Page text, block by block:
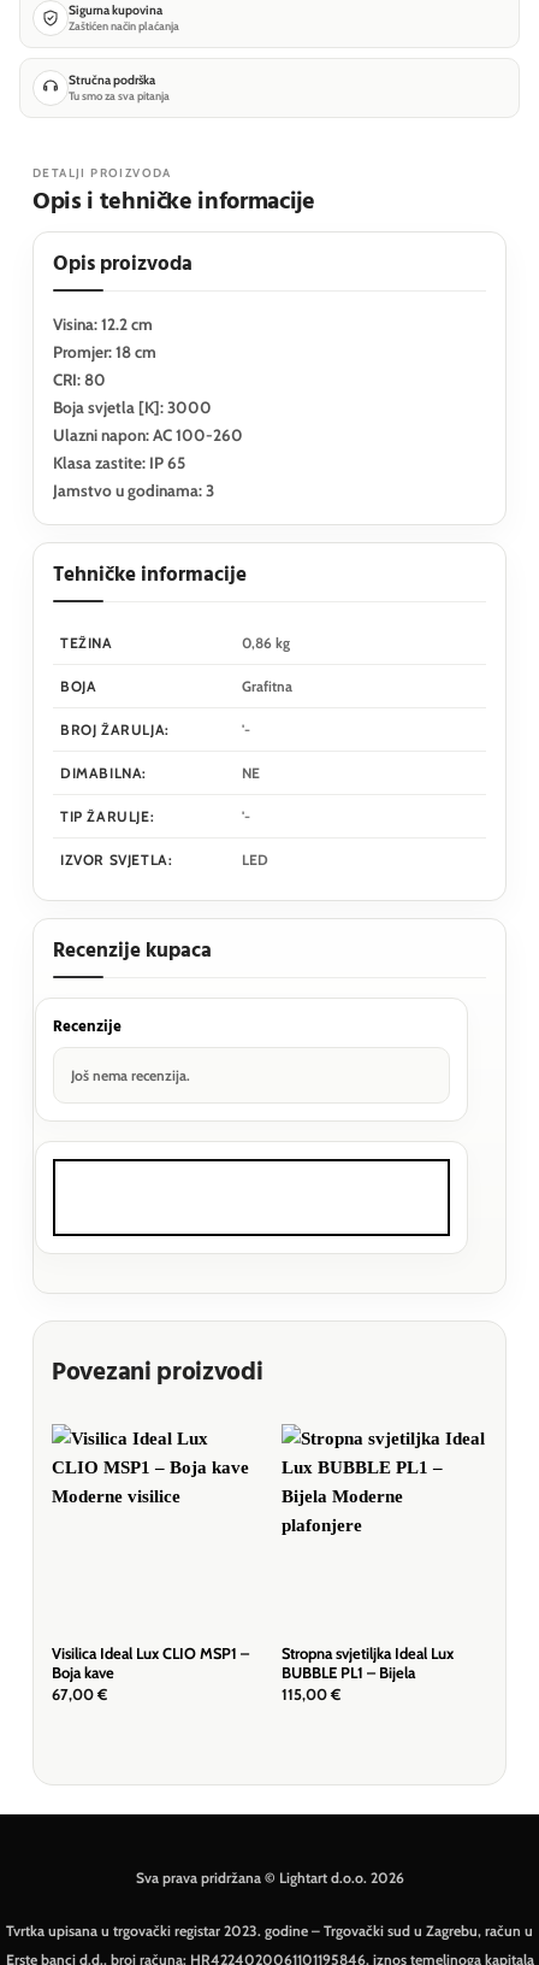
Sigurna kupovina
Zaštićen način plaćanja
Stručna podrška
Tu smo za sva pitanja
DETALJI PROIZVODA
Opis i tehničke informacije
Opis proizvoda
Visina: 12.2 cm
Promjer: 18 cm
CRI: 80
Boja svjetla [K]: 3000
Ulazni napon: AC 100-260
Klasa zastite: IP 65
Jamstvo u godinama: 3
Tehničke informacije
TEŽINA 0,86 kg
BOJA Grafitna
BROJ ŽARULJA: '-
DIMABILNA: NE
TIP ŽARULJE: '-
IZVOR SVJETLA: LED
Recenzije kupaca
Recenzije
Još nema recenzija.
Povezani proizvodi
Visilica Ideal Lux CLIO MSP1 –
Boja kave
67,00 €
Stropna svjetiljka Ideal Lux
BUBBLE PL1 – Bijela
115,00 €
Sva prava pridržana © Lightart d.o.o. 2026
Tvrtka upisana u trgovački registar 2023. godine – Trgovački sud u Zagrebu, račun u
Erste banci d.d., broj računa: HR4224020061101195846, iznos temeljnoga kapitala